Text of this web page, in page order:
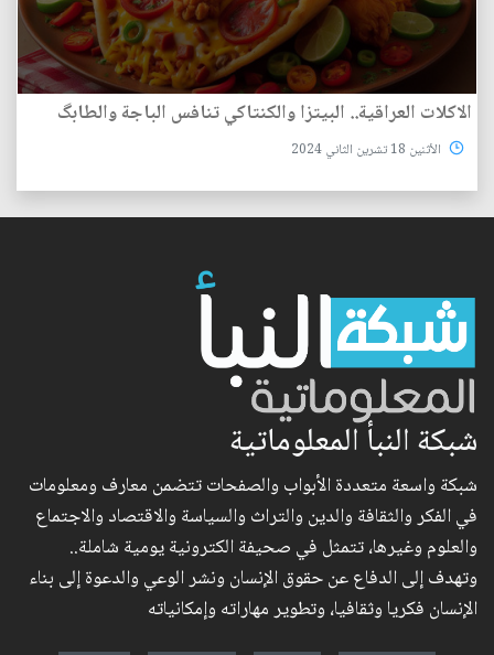
الاكلات العراقية.. البيتزا والكنتاكي تنافس الباجة والطابگ
الأثنين 18 تشرين الثاني 2024
شبكة النبأ المعلوماتية
شبكة واسعة متعددة الأبواب والصفحات تتضمن معارف ومعلومات
في الفكر والثقافة والدين والتراث والسياسة والاقتصاد والاجتماع
والعلوم وغيرها، تتمثل في صحيفة الكترونية يومية شاملة..
وتهدف إلى الدفاع عن حقوق الإنسان ونشر الوعي والدعوة إلى بناء
الإنسان فكريا وثقافيا، وتطوير مهاراته وإمكانياته